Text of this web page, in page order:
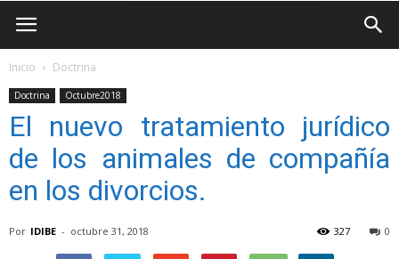
Inicio Doctrina
Doctrina Octubre2018
El nuevo tratamiento jurídico
de los animales de compañía
en los divorcios.
Por IDIBE - octubre 31, 2018 0
327